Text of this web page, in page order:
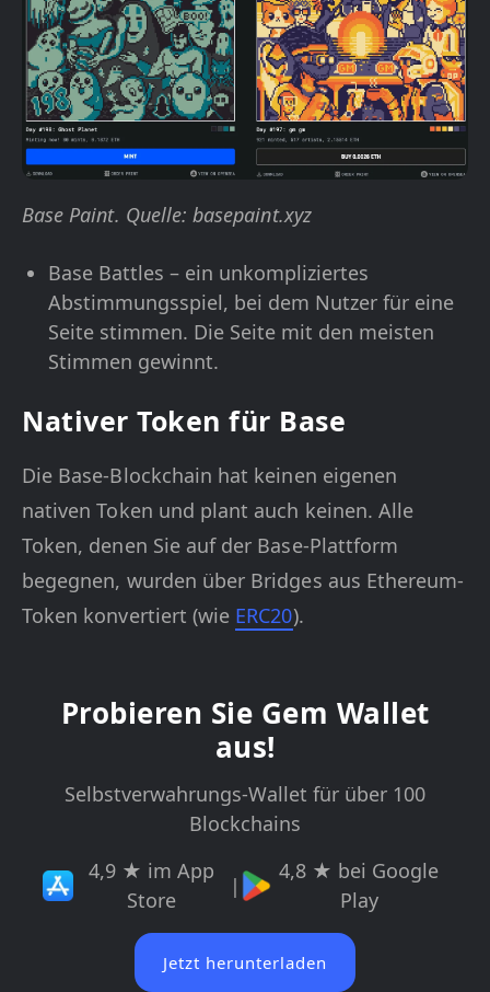
Base Paint. Quelle: basepaint.xyz
Base Battles – ein unkompliziertes
Abstimmungsspiel, bei dem Nutzer für eine
Seite stimmen. Die Seite mit den meisten
Stimmen gewinnt.
Nativer Token für Base
Die Base-Blockchain hat keinen eigenen
nativen Token und plant auch keinen. Alle
Token, denen Sie auf der Base-Plattform
begegnen, wurden über Bridges aus Ethereum-
Token konvertiert (wie ERC20).
Probieren Sie Gem Wallet
aus!
Selbstverwahrungs-Wallet für über 100
Blockchains
4,9 ★ im App
Store
|
4,8 ★ bei Google
Play
Jetzt herunterladen